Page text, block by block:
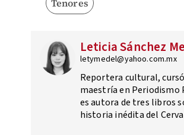
Tenores
Leticia Sánchez
letymedel@yahoo.com.mx
Reportera cultural,
maestría en
es autora de tres libros
historia inédita del